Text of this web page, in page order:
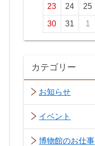
23 24 25
30 31 1
カテゴリー
お知らせ
イベント
博物館のお仕事